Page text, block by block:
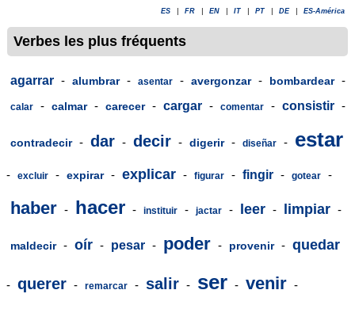
ES FR EN IT PT DE ES-América
Verbes les plus fréquents
agarrar - alumbrar - asentar - avergonzar - bombardear -
calar - calmar - carecer - cargar - comentar - consistir -
contradecir - dar - decir - digerir - diseñar - estar
- excluir - expirar - explicar - figurar - fingir - gotear -
haber - hacer - instituir - jactar - leer - limpiar -
maldecir - oír - pesar - poder - provenir - quedar
- querer - remarcar - salir - ser - venir -